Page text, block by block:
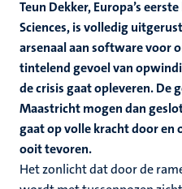
Teun Dekker, Europa’s
Sciences, is volledig
arsenaal aan software voor
tintelend gevoel van
de crisis gaat opleveren. De
Maastricht mogen dan
gaat op volle kracht door en
ooit tevoren.
Het zonlicht dat door de